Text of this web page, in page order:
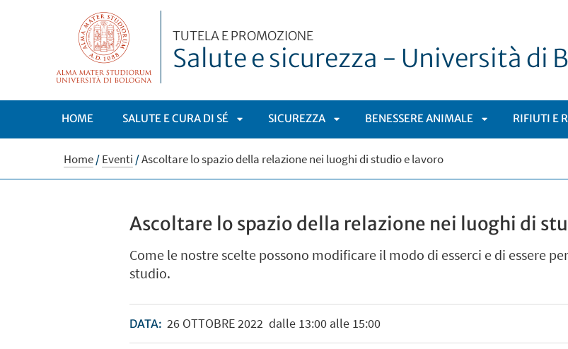
TUTELA E PROMOZIONE
Salute e sicurezza - Università di
HOME SALUTE E CURA DI SÉ
APRI
SICUREZZA
APRI
BENESSERE ANIMALE RIFIUTI E
Home/Eventi /Ascoltare lo spazio della relazione nei luoghi di studio e lavoro
Ascoltare lo spazio della relazione nei luoghi di
Come le nostre scelte possono modificare il modo di esserci e di essere
studio.
DATA: 26OTTOBRE2022 dalle 13:00 alle 15:00